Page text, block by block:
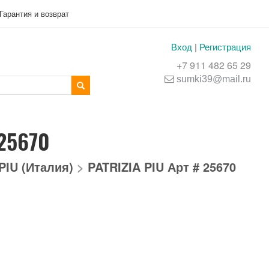
Гарантия и возврат
Вход | Регистрация
+7 911 482 65 29
sumki39@mail.ru
(Италия) > PATRIZIA PIU Арт # 25670